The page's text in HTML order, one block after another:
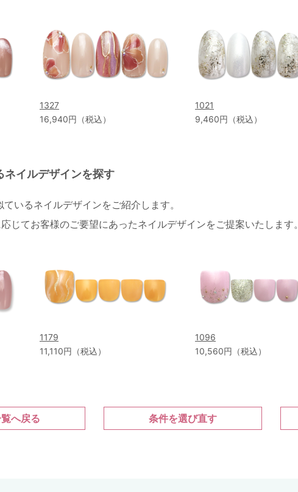
1327
16,940円（税込）
1021
9,460円（税込）
ネイルデザインを探す
いるネイルデザインをご紹介します。
じてお客様のご要望にあったネイルデザインをご提案いたします。
1179
11,110円（税込）
1096
10,560円（税込）
へ戻る 条件を選び直す